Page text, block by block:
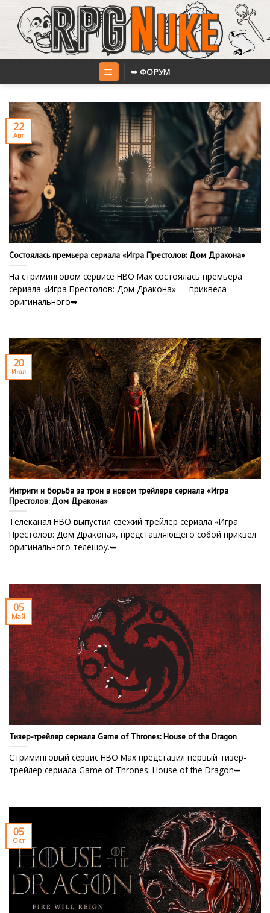
content
➥ ФОРУМ
Состоялась премьера сериала «Игра Престолов: Дом Дракона»
На стриминговом сервисе HBO Max состоялась премьера
сериала «Игра Престолов: Дом Дракона» — приквела
оригинального➥
22
Авг
Интриги и борьба за трон в новом трейлере сериала «Игра
Престолов: Дом Дракона»
Телеканал HBO выпустил свежий трейлер сериала «Игра
Престолов: Дом Дракона», представляющего собой приквел
оригинального телешоу.➥
20
Июл
Тизер-трейлер сериала Game of Thrones: House of the Dragon
Стриминговый сервис HBO Max представил первый тизер-
трейлер сериала Game of Thrones: House of the Dragon➥
05
Май
05
Окт